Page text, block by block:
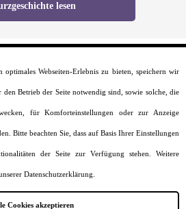
lesen
Moral
Lesealter
Szenarien
Kurzgeschichten
Impressum
Datenschutz
Sitemap
optimales Webseiten-Erlebnis zu bieten, speichern wir
Betrieb der Seite notwendig sind, sowie solche, die
für Komforteinstellungen oder zur Anzeige
Bitte beachten Sie, dass auf Basis Ihrer Einstellungen
der Seite zur Verfügung stehen. Weitere
Datenschutzerklärung.
Cookies akzeptieren